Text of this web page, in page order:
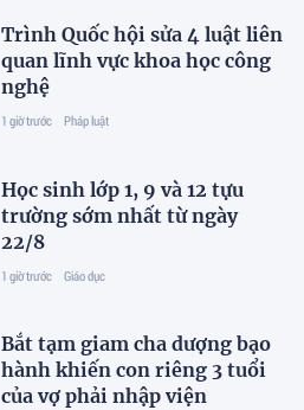
Trình Quốc hội sửa 4 luật liên
quan lĩnh vực khoa học công
nghệ
1 giờ trước Pháp luật
Học sinh lớp 1, 9 và 12 tựu
trường sớm nhất từ ngày
22/8
1 giờ trước Giáo dục
Bắt tạm giam cha dượng bạo
hành khiến con riêng 3 tuổi
của vợ phải nhập viện